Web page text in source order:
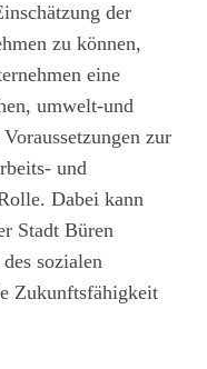
der
zu können,
eine
umwelt-und
zur
und
Dabei kann
Stadt Büren
sozialen
Zukunftsfähigkeit